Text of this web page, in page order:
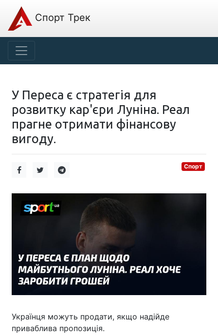
Спорт Трек
У Переса є стратегія для
розвитку кар'єри Луніна. Реал
прагне отримати фінансову
вигоду.
Спорт
Українця можуть продати, якщо надійде
приваблива пропозиція.